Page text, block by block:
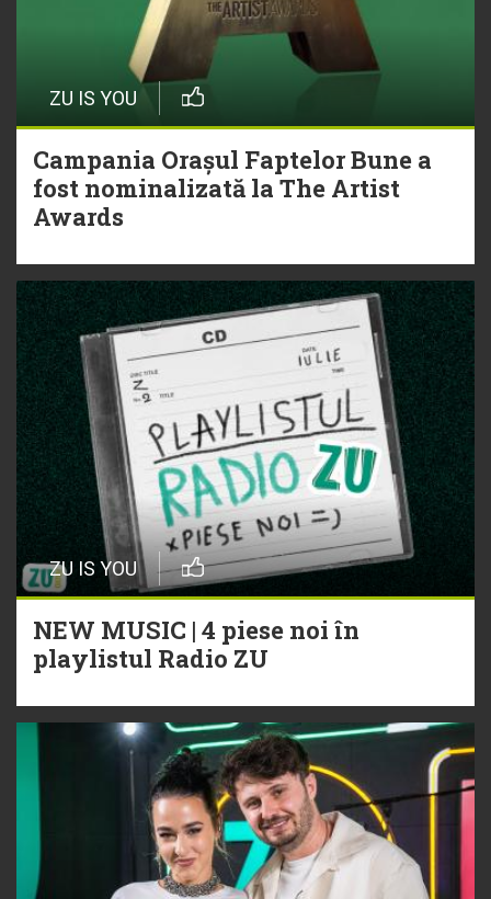
ZU IS YOU
Campania Orașul Faptelor Bune a
fost nominalizată la The Artist
Awards
ZU IS YOU
NEW MUSIC | 4 piese noi în
playlistul Radio ZU